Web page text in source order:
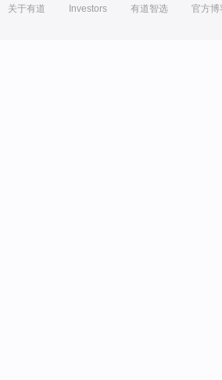
关于有道 Investors 有道智选 官方博